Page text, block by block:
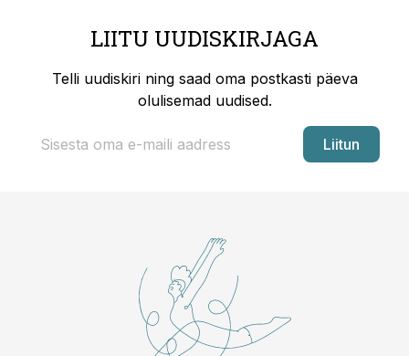
LIITU UUDISKIRJAGA
Telli uudiskiri ning saad oma postkasti päeva
olulisemad uudised.
Liitun